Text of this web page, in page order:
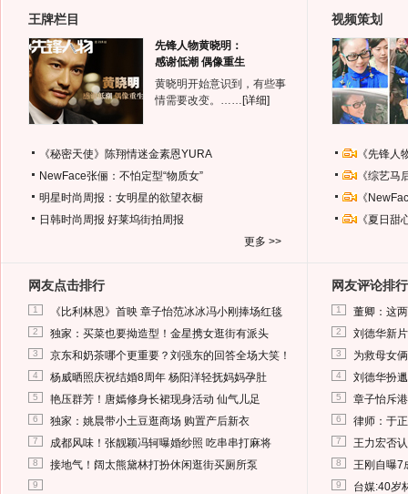
王牌栏目
先锋人物黄晓明：
感谢低潮 偶像重生
黄晓明开始意识到，有些事
情需要改变。…… [详细]
《秘密天使》陈翔情迷金素恩YURA
NewFace张俪：不怕定型“物质女”
明星时尚周报：女明星的欲望衣橱
日韩时尚周报 好莱坞街拍周报
更多 >>
视频策划
《先锋
《综艺
《
《夏日
网友点击排行
1 《比利林恩》首映 章子怡范冰冰冯小刚捧场红毯
2 独家：买菜也要拗造型！金星携女逛街有派头
3 京东和奶茶哪个更重要？刘强东的回答全场大笑！
4 杨威晒照庆祝结婚8周年 杨阳洋轻抚妈妈孕肚
5 艳压群芳！唐嫣修身长裙现身活动 仙气儿足
6 独家：姚晨带小土豆逛商场 购置产后新衣
7 成都风味！张靓颖冯轲曝婚纱照 吃串串打麻将
8 接地气！阔太熊黛林打扮休闲逛街买厕所泵
9
网友评论排行
1 董卿：这
2 刘德华新
3 为救母女
4 刘德华扮
5 章子怡斥
6 律师：于
7 王力宏否
8 王刚自曝7
9 台媒:40岁